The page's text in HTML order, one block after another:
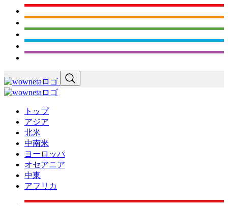
トップ
アジア
北米
中南米
ヨーロッパ
オセアニア
中東
アフリカ